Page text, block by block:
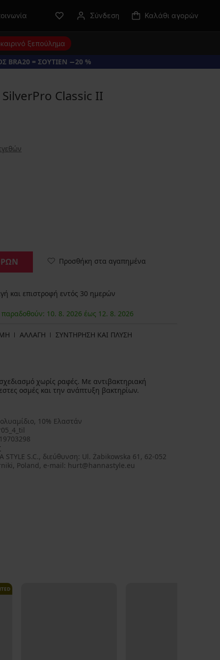
Σύνδεση Καλάθι αγορών
ξεπούλημα
BRA20 = ΣΟΥΤΙΕΝ −20 %
Classic II
Προσθήκη στα αγαπημένα
και επιστροφή εντός 30 ημερών
παραδοθούν: 10. 8. 2026 έως 12. 8. 2026
ΑΛΛΑΓΗ
ΣΥΝΤΗΡΗΣΗ ΚΑΙ ΠΛΥΣΗ
χωρίς ραφές. Με αντιβακτηριακή
οσμές και την ανάπτυξη βακτηρίων.
10% Ελαστάν
STYLE S.C., διεύθυνση: Ul. Żabikowska 61, 62-052
Poland, e-mail: hurt@hannastyle.eu